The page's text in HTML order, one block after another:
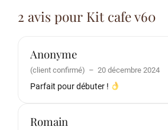
2 avis pour Kit cafe v60
Anonyme
(client confirmé) – 20 décembre 2024
Parfait pour débuter !
Romain